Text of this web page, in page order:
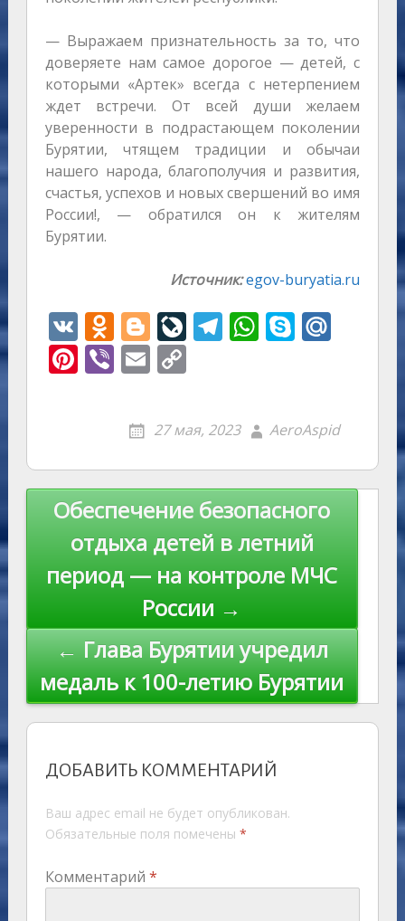
— Выражаем признательность за то, что
доверяете нам самое дорогое — детей, с
которыми «Артек» всегда с нетерпением
ждет встречи. От всей души желаем
уверенности в подрастающем поколении
Бурятии, чтящем традиции и обычаи
нашего народа, благополучия и развития,
счастья, успехов и новых свершений во имя
России!, — обратился он к жителям
Бурятии.
Источник:egov-buryatia.ru
V
K
O
d
n
kl
as
s
ni
ki
Bl
o
g
er
Li
v
eJ
u
r
n
al
T
a
m
W
A
p
p
S
e
M
u
Pi
st
Vi
er
E
ai
l
C
p
y
Li
n
k
27 мая, 2023 AeroAspid
Навигация
записям
Обеспечение безопасного
отдыха детей в летний
период — на контроле МЧС
России →
← Глава Бурятии учредил
медаль к 100-летию Бурятии
ДОБАВИТЬ КОММЕНТАРИЙ
Ваш адрес email не будет опубликован.
Обязательные поля помечены *
Комментарий *